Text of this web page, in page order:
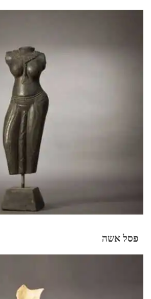
פסל אשה